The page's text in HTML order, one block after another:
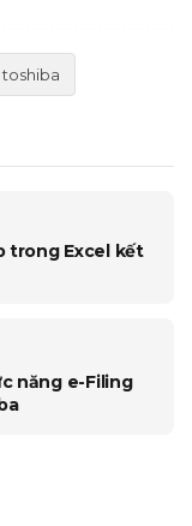
trong Excel kết
năng e-Filing